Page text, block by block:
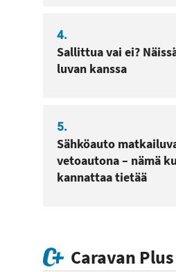
4.
Sallittua vai ei?
luvan kanssa
5.
Sähköauto
vetoautona – nämä
kannattaa tietää
Caravan Plus